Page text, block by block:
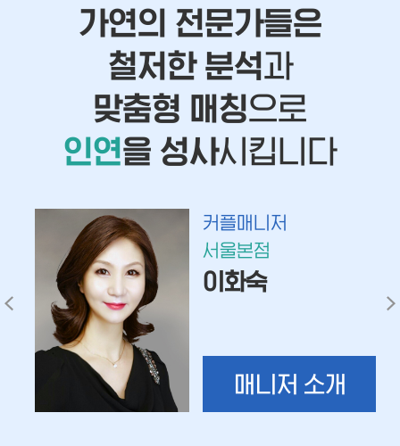
가연의 전문가들은
철저한 분석과
맞춤형 매칭으로
인연을 성사시킵니다
커플매니저
서울본점
이화숙
매니저 소개